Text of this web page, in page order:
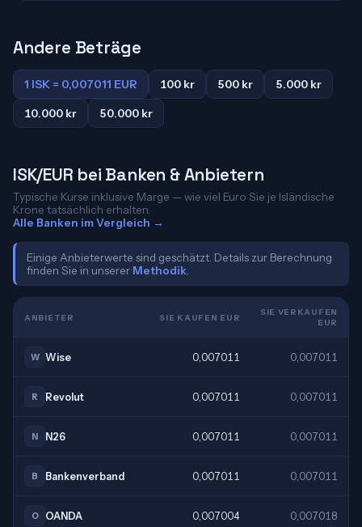
Andere Beträge
1 ISK = 0,007011 EUR 100 kr 500 kr
5.000 kr
10.000 kr
50.000 kr
ISK/EUR bei Banken & Anbietern
Typische Kurse inklusive Marge — wie viel Euro Sie je Isländische
Krone tatsächlich erhalten.
Alle Banken im Vergleich →
Einige Anbieterwerte sind geschätzt. Details zur Berechnung
finden Sie in unserer Methodik
ANBIETER SIE KAUFEN EUR
SIE VERKAUFEN
EUR
W Wise 0,007011 0,007011
R Revolut 0,007011 0,007011
N N26 0,007011 0,007011
B Bankenverband 0,007011 0,007011
O OANDA 0,007004 0,007018